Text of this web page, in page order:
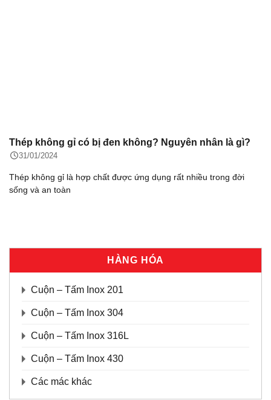
Thép không gỉ có bị đen không? Nguyên nhân là gì?
31/01/2024
Thép không gỉ là hợp chất được ứng dụng rất nhiều trong đời
sống và an toàn
HÀNG HÓA
Cuộn – Tấm Inox 201
Cuộn – Tấm Inox 304
Cuộn – Tấm Inox 316L
Cuộn – Tấm Inox 430
Các mác khác